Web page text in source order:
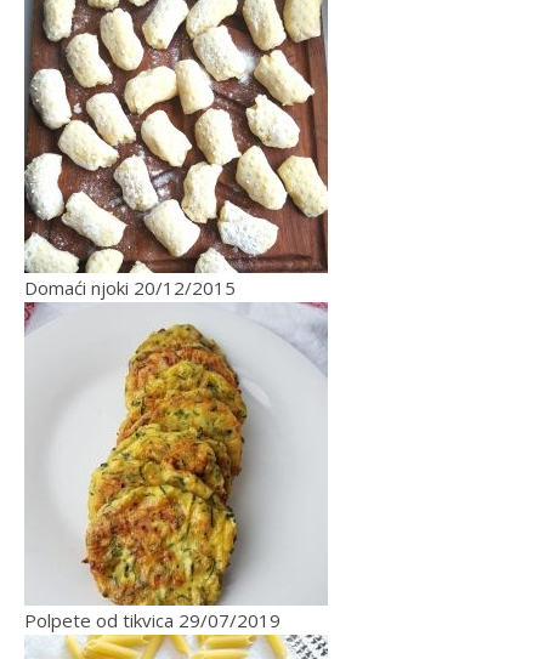
Domaći njoki 20/12/2015
Polpete od tikvica 29/07/2019